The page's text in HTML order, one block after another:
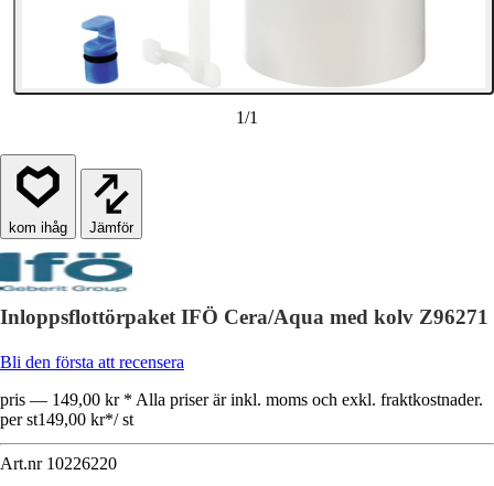
1/1
Jämför
Inloppsflottörpaket IFÖ Cera/Aqua med kolv Z96271
Bli den första att recensera
pris — 149,00 kr * Alla priser är inkl. moms och exkl. fraktkostnader.
per st149,00 kr*/ st
Art.nr 10226220